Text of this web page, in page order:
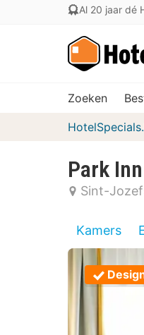
Al 20 jaar dé
Zoeken
Park
Sint-
Kamers